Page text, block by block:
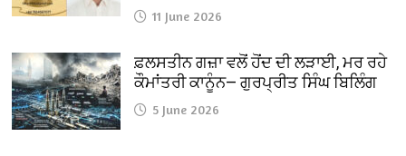
11 June 2026
ਫ਼ਲਸਤੀਨ ਗਜ਼ਾ ਵਲੋਂ ਹੋਂਦ ਦੀ ਲੜਾਈ, ਮਰ ਰਹੇ
ਕੌਮਾਂਤਰੀ ਕਾਨੂੰਨ— ਗੁਰਪ੍ਰੀਤ ਸਿੰਘ ਬਿਲਿੰਗ
5 June 2026